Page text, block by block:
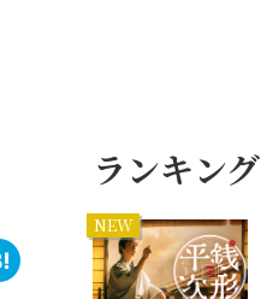
ランキング
NEW